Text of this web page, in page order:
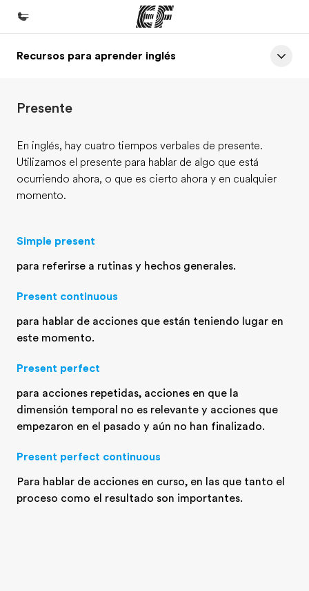
Inicio
Programas
Oficinas
Quiénes somos
Trabajos
Recursos para aprender inglés
Presente
En inglés, hay cuatro tiempos verbales de presente.
Utilizamos el presente para hablar de algo que está
ocurriendo ahora, o que es cierto ahora y en cualquier
momento.
Simple present
para referirse a rutinas y hechos generales.
Present continuous
para hablar de acciones que están teniendo lugar en
este momento.
Present perfect
para acciones repetidas, acciones en que la
dimensión temporal no es relevante y acciones que
empezaron en el pasado y aún no han finalizado.
Present perfect continuous
Para hablar de acciones en curso, en las que tanto el
proceso como el resultado son importantes.